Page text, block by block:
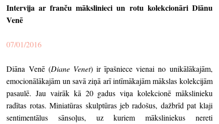
par
Intervija ar franču mākslinieci un rotu kolekcionāri Diānu
Venē
07/01/2016
Diāna Venē (Diane Venet) ir īpašniece vienai no unikālākajām,
emocionālākajām un savā ziņā arī intīmākajām mākslas kolekcijām
pasaulē. Jau vairāk kā 20 gadus viņa kolekcionē mākslinieku
radītas rotas. Miniatūras skulptūras jeb radošus, dažbrīd pat klaji
sentimentālus sānsoļus, uz kuriem māksliniekus nereti